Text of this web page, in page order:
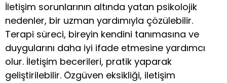
İletişim sorunlarının altında yatan psikolojik
nedenler, bir uzman yardımıyla çözülebilir.
Terapi süreci, bireyin kendini tanımasına ve
duygularını daha iyi ifade etmesine yardımcı
olur. İletişim becerileri, pratik yaparak
geliştirilebilir. Özgüven eksikliği, iletişim